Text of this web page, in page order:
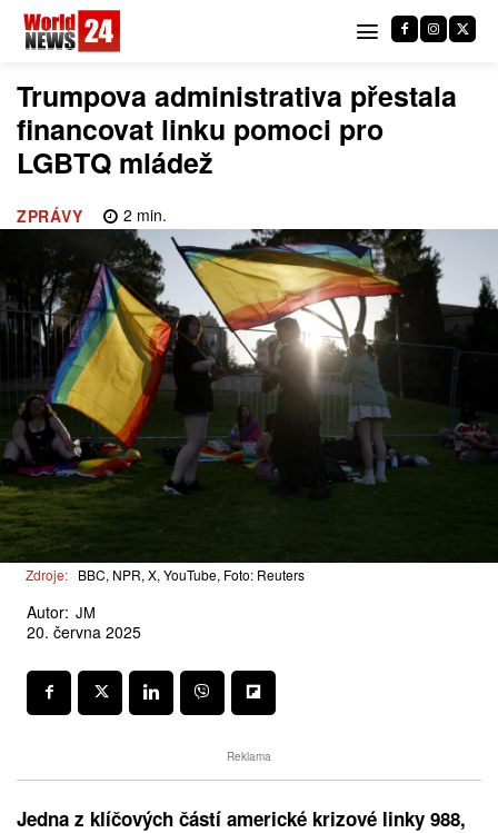
Trumpova administrativa přestala
financovat linku pomoci pro
LGBTQ mládež
ZPRÁVY 2 min.
Zdroje: BBC, NPR, X, YouTube, Foto: Reuters
Autor: JM
20. června 2025
Reklama
Jedna z klíčových částí americké krizové linky 988,